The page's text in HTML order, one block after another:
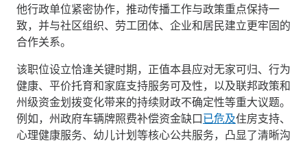
他行政单位紧密协作，推动传播工作与政策重点保持一
致，并与社区组织、劳工团体、企业和居民建立更牢固的
合作关系。
该职位设立恰逢关键时期，正值本县应对无家可归、行为
健康、平价托育和家庭支持服务可及性，以及联邦政策和
州级资金划拨变化带来的持续财政不确定性等重大议题。
例如，州政府车辆牌照费补偿资金缺口已危及住房支持、
心理健康服务、幼儿计划等核心公共服务，凸显了清晰沟